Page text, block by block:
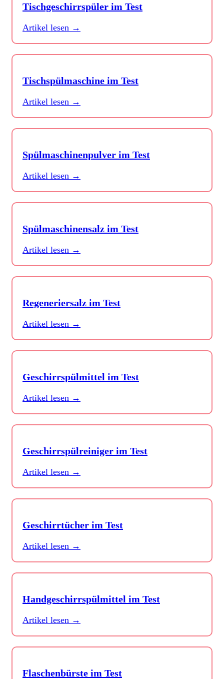
Tischgeschirrspüler im Test
Artikel lesen →
Tischspülmaschine im Test
Artikel lesen →
Spülmaschinenpulver im Test
Artikel lesen →
Spülmaschinensalz im Test
Artikel lesen →
Regeneriersalz im Test
Artikel lesen →
Geschirrspülmittel im Test
Artikel lesen →
Geschirrspülreiniger im Test
Artikel lesen →
Geschirrtücher im Test
Artikel lesen →
Handgeschirrspülmittel im Test
Artikel lesen →
Flaschenbürste im Test